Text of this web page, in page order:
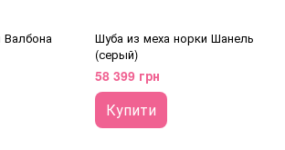
Валбона
Шуба из меха норки Шанель
(серый)
58 399 грн
Купити